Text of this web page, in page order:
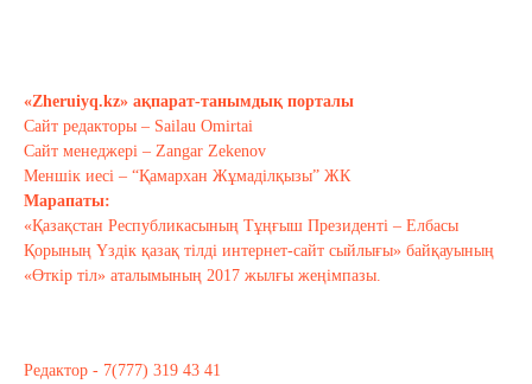
Тағы оқу
«Zheruiyq.kz» ақпарат-танымдық порталы
Сайт редакторы – Sailau Omirtai
Сайт менеджері – Zangar Zekenov
Меншік иесі – “Қамархан Жұмаділқызы” ЖК
Марапаты:
«Қазақстан Республикасының Тұңғыш Президенті – Елбасы
Қорының Үздік қазақ тілді интернет-сайт сыйлығы» байқауының
«Өткір тіл» аталымының 2017 жылғы жеңімпазы.
Редактор - 7(777) 319 43 41